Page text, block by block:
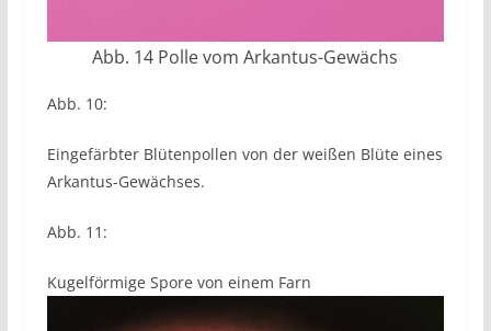
Abb. 14 Polle vom Arkantus-Gewächs
Abb. 10:
Eingefärbter Blütenpollen von der weißen Blüte eines
Arkantus-Gewächses.
Abb. 11:
Kugelförmige Spore von einem Farn